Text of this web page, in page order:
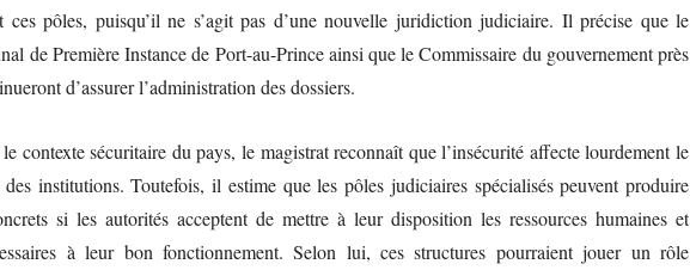
ces pôles, puisqu’il ne s’agit pas d’une nouvelle juridiction judiciaire. Il précise que le
de Première Instance de Port-au-Prince ainsi que le Commissaire du gouvernement près
d’assurer l’administration des dossiers.
contexte sécuritaire du pays, le magistrat reconnaît que l’insécurité affecte lourdement le
institutions. Toutefois, il estime que les pôles judiciaires spécialisés peuvent produire
si les autorités acceptent de mettre à leur disposition les ressources humaines et
à leur bon fonctionnement. Selon lui, ces structures pourraient jouer un rôle